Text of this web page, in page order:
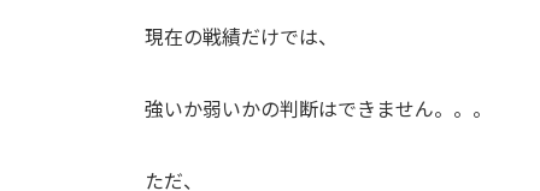
現在の戦績だけでは、
強いか弱いかの判断はできません。。。
ただ、